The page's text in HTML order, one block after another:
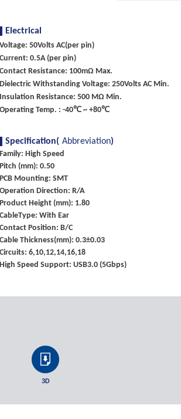
Electrical
Voltage: 50Volts AC(per pin)
Current: 0.5A (per pin)
Contact Resistance: 100mΩ Max.
Dielectric Withstanding Voltage: 250Volts AC Min.
Insulation Resistance: 500 MΩ Min.
Operating Temp. : -40℃ ~ +80℃
Specification( Abbreviation)
Family: High Speed
Pitch (mm): 0.50
PCB Mounting: SMT
Operation Direction: R/A
Product Height (mm): 1.80
CableType: With Ear
Contact Position: B/C
Cable Thickness(mm): 0.3±0.03
Circuits: 6,10,12,14,16,18
High Speed Support: USB3.0 (5Gbps)
3D